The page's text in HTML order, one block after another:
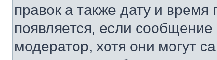
правок а также дату и
появляется, если
модератор, хотя они могут